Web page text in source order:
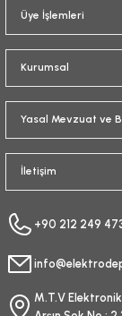
Üye İşlemleri
Kurumsal
Yasal Mevzuat ve
İletişim
+90 212 249
M.T.V